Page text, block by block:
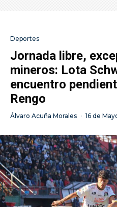
Deportes
Jornada libre,
mineros: Lota
encuentro
Rengo
Álvaro Acuña Morales · 16 de